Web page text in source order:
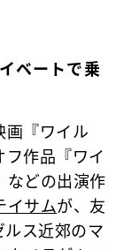
ベートで乗
『ワイル
フ作品『ワイ
などの出演作
イサムが、友
ス近郊のマ